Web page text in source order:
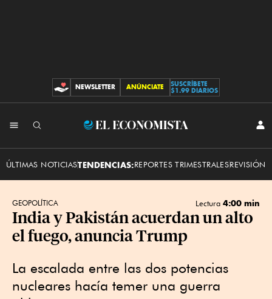
CONTRIBUCIONES
NEWSLETTER ANÚNCIATE
SUSCRÍBETE
$1.99 DIARIOS
El
ÚLTIMAS NOTICIASTENDENCIAS:REPORTES TRIMESTRALESREVISIÓN
GEOPOLÍTICA Lectura 4:00 min
India y Pakistán acuerdan un alto
el fuego, anuncia Trump
La escalada entre las dos potencias
nucleares hacía temer una guerra